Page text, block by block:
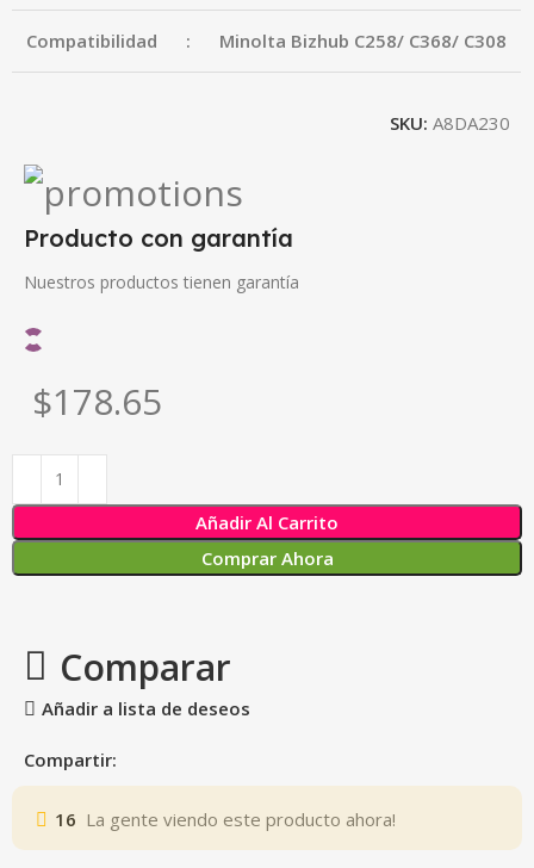
Compatibilidad : Minolta Bizhub C258/ C368/ C308
SKU: A8DA230
Producto con garantía
Nuestros productos tienen garantía
$178.65
Añadir Al Carrito
Comprar Ahora
Comparar
Añadir a lista de deseos
Compartir:
16 La gente viendo este producto ahora!